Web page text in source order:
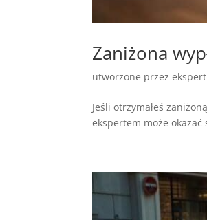
Zaniżona
utworzone przezekspert
Jeśli otrzymałeś
ekspertem może